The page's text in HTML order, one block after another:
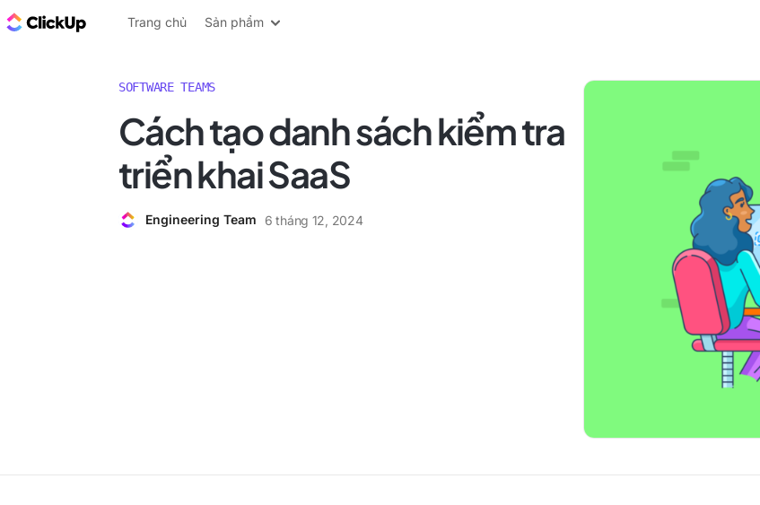
ClickUp Blog
Trang chủ Sản phẩm
SOFTWARE TEAMS
Cách tạo danh sách kiểm tra
triển khai SaaS
Engineering Team 6 tháng 12, 2024